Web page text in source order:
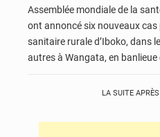
Assemblée mondiale de la
ont annoncé six nouveaux
sanitaire rurale d’Iboko, dans
autres à Wangata, en
LA SUITE